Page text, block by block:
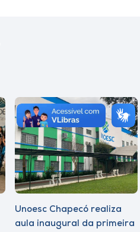
Unoesc Chapecó realiza
aula inaugural da primeira